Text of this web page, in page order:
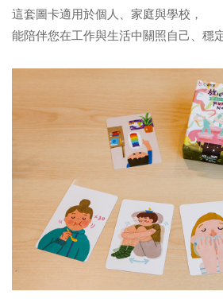
這套圖卡適用於個人、家庭與學校，
能陪伴您在工作與生活中關照自己、穩